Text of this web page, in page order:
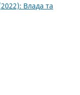
Влада та